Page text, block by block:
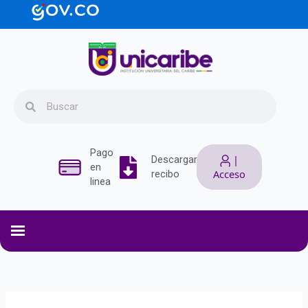
contenido
Pago
en
linea
Descargar
recibo
|
Acceso